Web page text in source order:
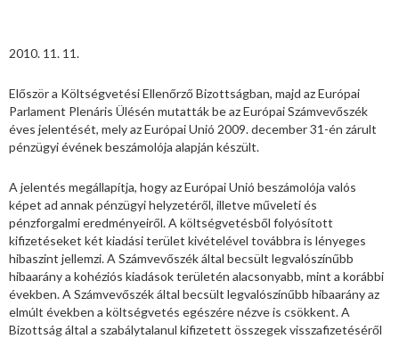
2010. 11. 11.
Először a Költségvetési Ellenőrző Bizottságban, majd az Európai
Parlament Plenáris Ülésén mutatták be az Európai Számvevőszék
éves jelentését, mely az Európai Unió 2009. december 31-én zárult
pénzügyi évének beszámolója alapján készült.
A jelentés megállapítja, hogy az Európai Unió beszámolója valós
képet ad annak pénzügyi helyzetéről, illetve műveleti és
pénzforgalmi eredményeiről. A költségvetésből folyósított
kifizetéseket két kiadási terület kivételével továbbra is lényeges
hibaszint jellemzi. A Számvevőszék által becsült legvalószínűbb
hibaarány a kohéziós kiadások területén alacsonyabb, mint a korábbi
években. A Számvevőszék által becsült legvalószínűbb hibaarány az
elmúlt években a költségvetés egészére nézve is csökkent. A
Bizottság által a szabálytalanul kifizetett összegek visszafizetéséről